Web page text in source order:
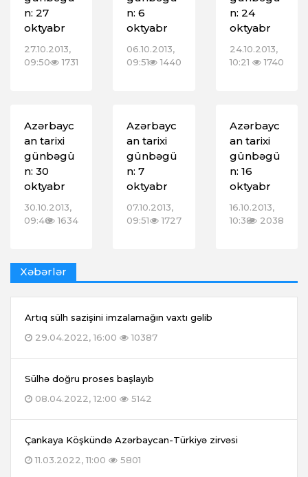
n: 27
oktyabr
27.10.2013,
09:50
1731
n: 6
oktyabr
06.10.2013,
09:51
1440
n: 24
oktyabr
24.10.2013,
10:21
1740
Azərbayc
an tarixi
günbəgü
n: 30
oktyabr
30.10.2013,
09:46 1634
Azərbayc
an tarixi
günbəgü
n: 7
oktyabr
07.10.2013,
09:51
1727
Azərbayc
an tarixi
günbəgü
n: 16
oktyabr
16.10.2013,
10:38 2038
Xəbərlər
Artıq sülh sazişini imzalamağın vaxtı gəlib
29.04.2022, 16:00
10387
Sülhə doğru proses başlayıb
08.04.2022, 12:00
5142
Çankaya Köşkündə Azərbaycan-Türkiyə zirvəsi
11.03.2022, 11:00
5801